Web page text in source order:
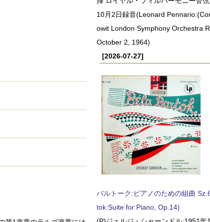
10月2日録音(Leonard
owit London Symphony Orchestra
October 2, 1964)
[2026-07-27]
バルトーク:ピアノのための組曲
tok:Suite for Piano, Op.14)